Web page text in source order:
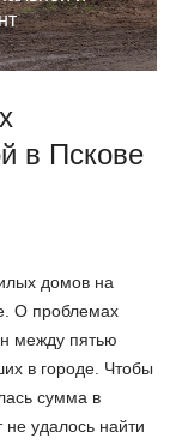
в Пскове
домов на
О проблемах
между пятью
в городе. Чтобы
сумма в
удалось найти